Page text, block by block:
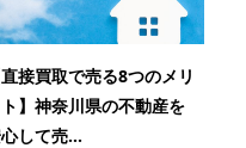
直接買取で売る8つのメリ
】神奈川県の不動産を
して売...